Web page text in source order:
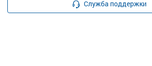
Служба поддержки